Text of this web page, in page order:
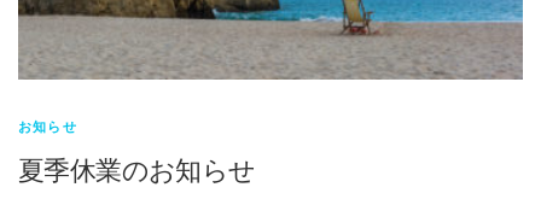
お知らせ
夏季休業のお知らせ